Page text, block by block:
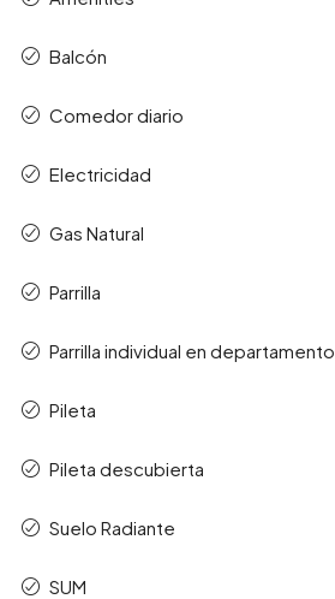
Balcón
Comedor diario
Electricidad
Gas Natural
Parrilla
Parrilla individual en departamento
Pileta
Pileta descubierta
Suelo Radiante
SUM